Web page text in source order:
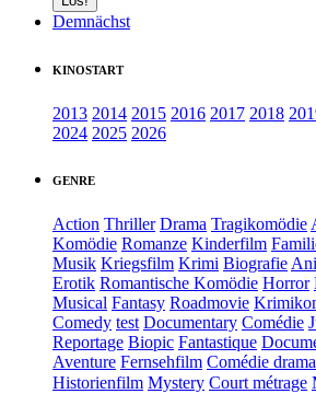
Demnächst
KINOSTART
2013 2014 2015 2016 2017 2018
2024 2025 2026
GENRE
Action Thriller Drama Tragikomödie
Komödie Romanze Kinderfilm
Musik Kriegsfilm Krimi Biografie
Erotik Romantische Komödie Horror
Musical Fantasy Roadmovie
Comedy test Documentary Comédie
Reportage Biopic Fantastique
Aventure Fernsehfilm Comédie
Historienfilm Mystery Court métrage